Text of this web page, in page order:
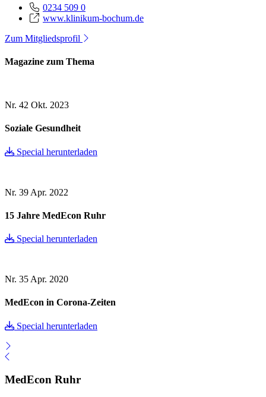
0234 509 0
www.klinikum-bochum.de
Zum Mitgliedsprofil
Magazine zum Thema
Nr. 42 Okt. 2023
Soziale Gesundheit
Special herunterladen
Nr. 39 Apr. 2022
15 Jahre MedEcon Ruhr
Special herunterladen
Nr. 35 Apr. 2020
MedEcon in Corona-Zeiten
Special herunterladen
MedEcon Ruhr